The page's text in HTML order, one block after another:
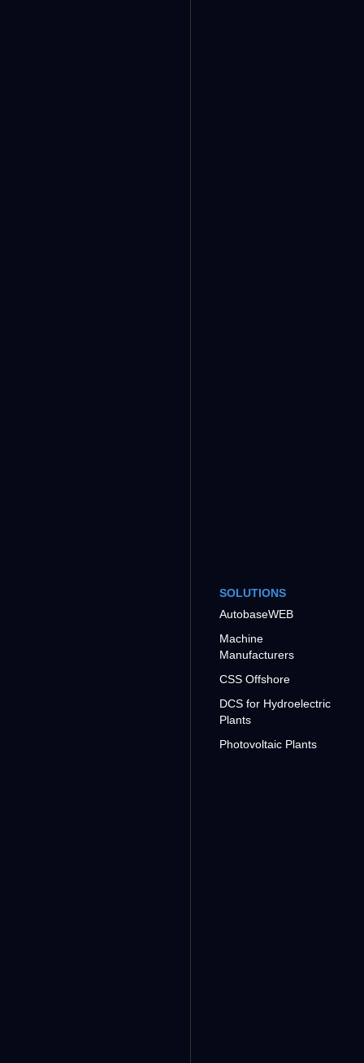
SOLUTIONS
AutobaseWEB
Machine
Manufacturers
CSS Offshore
DCS for Hydroelectric
Plants
Photovoltaic Plants